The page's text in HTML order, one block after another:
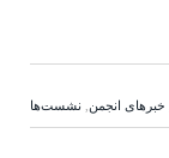
خبرهای انجمن, نشست‌ها